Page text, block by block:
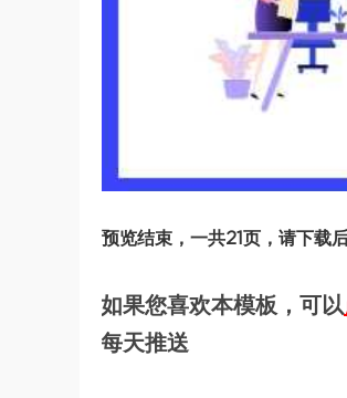
预览结束，一共21页，请下载
如果您喜欢本模板，可以
每天推送